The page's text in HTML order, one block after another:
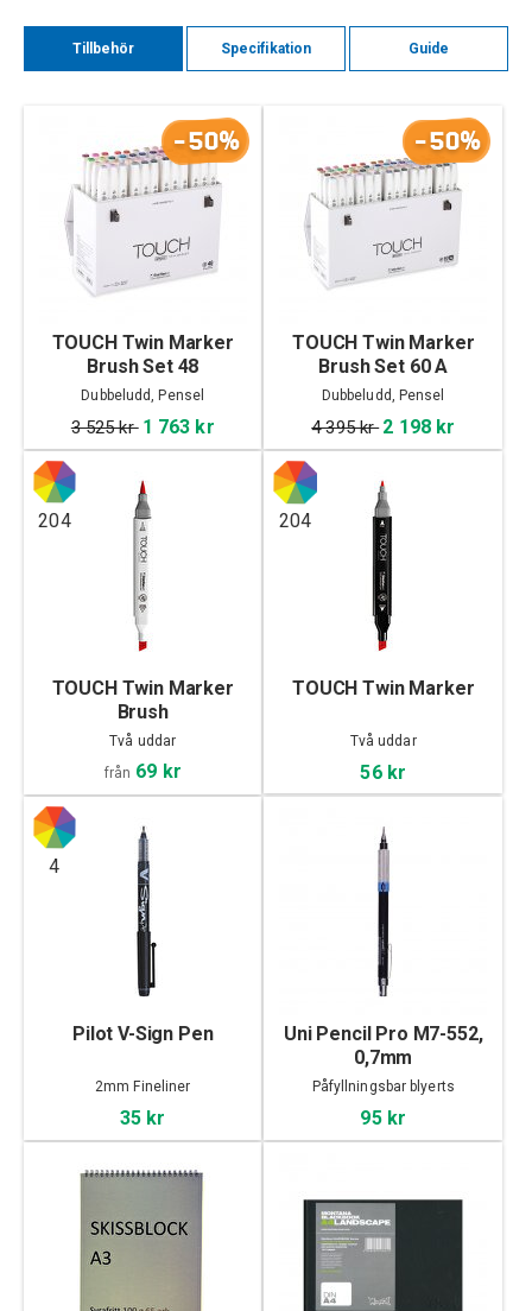
Tillbehör Specifikation Guide
-50%
TOUCH Twin Marker
Brush Set 48
Dubbeludd, Pensel
3 525 kr 1 763 kr
-50%
TOUCH Twin Marker
Brush Set 60 A
Dubbeludd, Pensel
4 395 kr 2 198 kr
204
TOUCH Twin Marker
Brush
Två uddar
från 69 kr
204
TOUCH Twin Marker
Två uddar
56 kr
4
Pilot V-Sign Pen
2mm Fineliner
35 kr
Uni Pencil Pro M7-552,
0,7mm
Påfyllningsbar blyerts
95 kr